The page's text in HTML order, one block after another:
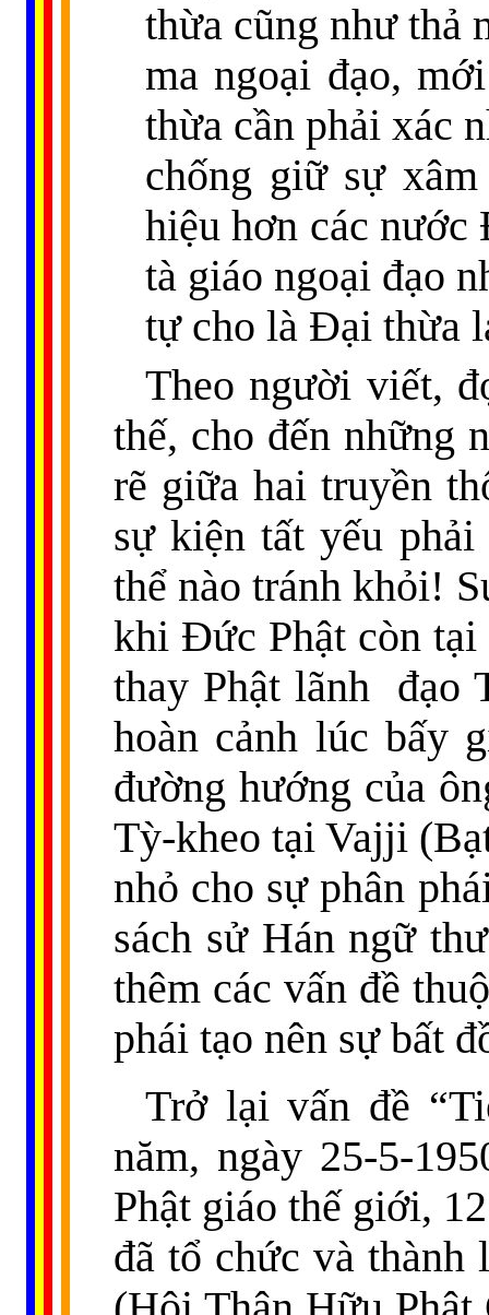
thừa cũng như thả
ma ngoại đạo,
thừa cần phải xác
chống giữ sự
hiệu hơn các
tà giáo ngoại đạo
tự cho là Ðại thừa
Theo người viết,
thế, cho đến những
rẽ giữa hai truyền
sự kiện tất yếu
thể nào tránh khỏi!
khi Đức Phật còn tại
thay Phật lãnh đạo
hoàn cảnh lúc bấy
đường hướng của
Tỳ-kheo tại Vajji
nhỏ cho sự phân
sách sử Hán ngữ
thêm các vấn đề
phái tạo nên sự bất
Trở lại vấn đề
năm, ngày 25-5-
Phật giáo thế giới,
đã tổ chức và thành